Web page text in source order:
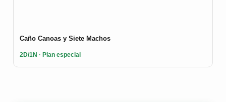
Caño Canoas y Siete Machos
2D/1N · Plan especial